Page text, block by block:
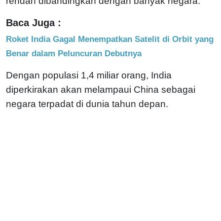
Baca Juga :
Roket India Gagal Menempatkan Satelit di Orbit yang
Benar dalam Peluncuran Debutnya
Dengan populasi 1,4 miliar orang, India
diperkirakan akan melampaui China sebagai
negara terpadat di dunia tahun depan.